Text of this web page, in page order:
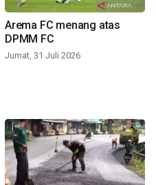
Arema FC menang atas
DPMM FC
Jumat, 31 Juli 2026